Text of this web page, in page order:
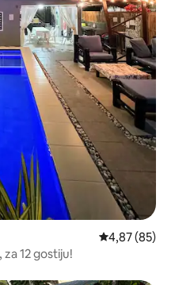
Prosječna
4,87 (85)
12 gostiju!